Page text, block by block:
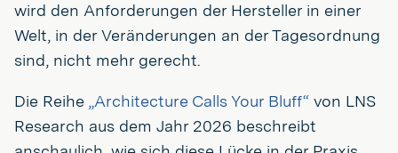
wird den Anforderungen der Hersteller in einer
Welt, in der Veränderungen an der Tagesordnung
sind, nicht mehr gerecht.
Die Reihe „Architecture Calls Your Bluff“ von LNS
Research aus dem Jahr 2026 beschreibt